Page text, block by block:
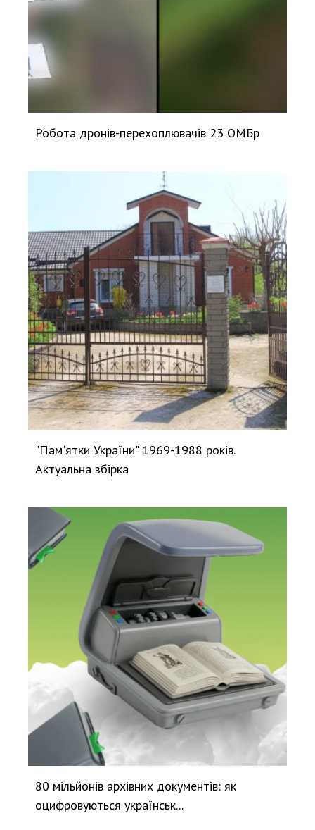
Робота дронів-перехоплювачів 23 ОМБр
"Пам'ятки України" 1969-1988 років.
Актуальна збірка
80 мільйонів архівних документів: як
оцифровуються українськ...